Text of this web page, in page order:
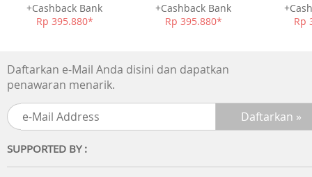
+Cashback Bank
Rp 395.880*
+Cashback Bank
Rp 395.880*
Rp
Daftarkan e-Mail Anda disini dan dapatkan
penawaran menarik.
SUPPORTED BY :